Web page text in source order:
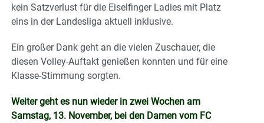
kein Satzverlust für die Eiselfinger Ladies mit Platz
eins in der Landesliga aktuell inklusive.
Ein großer Dank geht an die vielen Zuschauer, die
diesen Volley-Auftakt genießen konnten und für eine
Klasse-Stimmung sorgten.
Weiter geht es nun wieder in zwei Wochen am
Samstag, 13. November, bei den Damen vom FC